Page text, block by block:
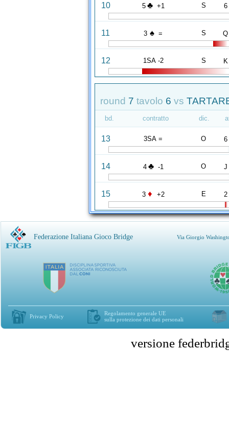
10 5 ♣ +1 S 6
11 3 ♠ = S Q
12 1SA -2 S K
round 7 tavolo 6 vs
bd. contratto dic.
13 3SA = O 6
14 4 ♣ -1 O J
15 3 ♦ +2 E 2
Federazione Italiana Gioco Bridge Via Giorgio
Privacy Policy
Regolamento generale UE
sulla protezione dei dati personali
versione